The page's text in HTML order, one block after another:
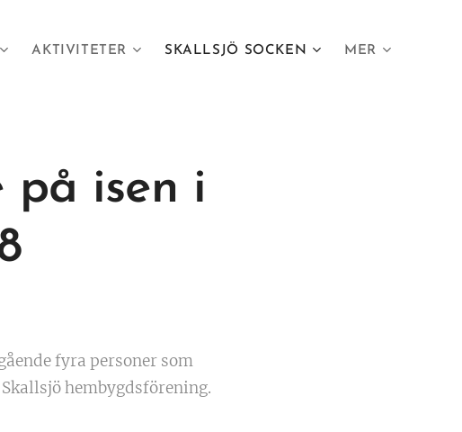
AKTIVITETER SKALLSJÖ SOCKEN MER
på isen i
fyra personer som
hembygdsförening.